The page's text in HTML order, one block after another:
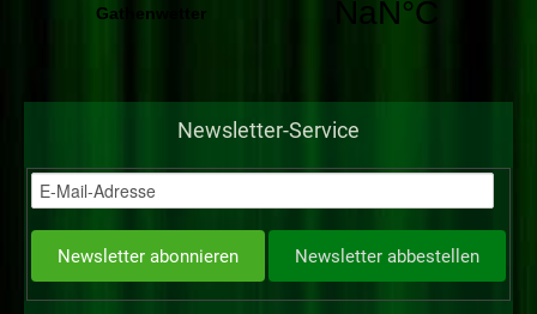
Newsletter-Service